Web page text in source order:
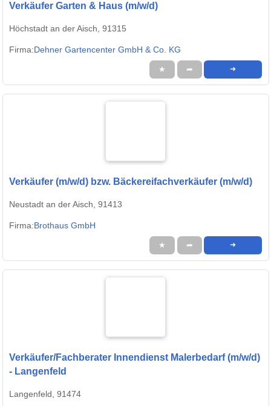
Verkäufer Garten & Haus (m/w/d)
Höchstadt an der Aisch, 91315
Firma:Dehner Gartencenter GmbH & Co. KG
★ ➦ ➜
Verkäufer (m/w/d) bzw. Bäckereifachverkäufer (m/w/d)
Neustadt an der Aisch, 91413
Firma:Brothaus GmbH
★ ➦ ➜
Verkäufer/Fachberater Innendienst Malerbedarf (m/w/d)
- Langenfeld
Langenfeld, 91474